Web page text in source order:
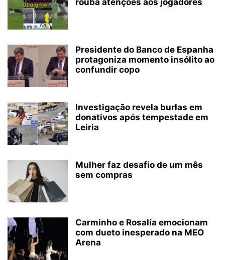
rouba atenções aos jogadores
Presidente do Banco de Espanha
protagoniza momento insólito ao
confundir copo
Investigação revela burlas em
donativos após tempestade em
Leiria
Mulher faz desafio de um mês
sem compras
Carminho e Rosalía emocionam
com dueto inesperado na MEO
Arena